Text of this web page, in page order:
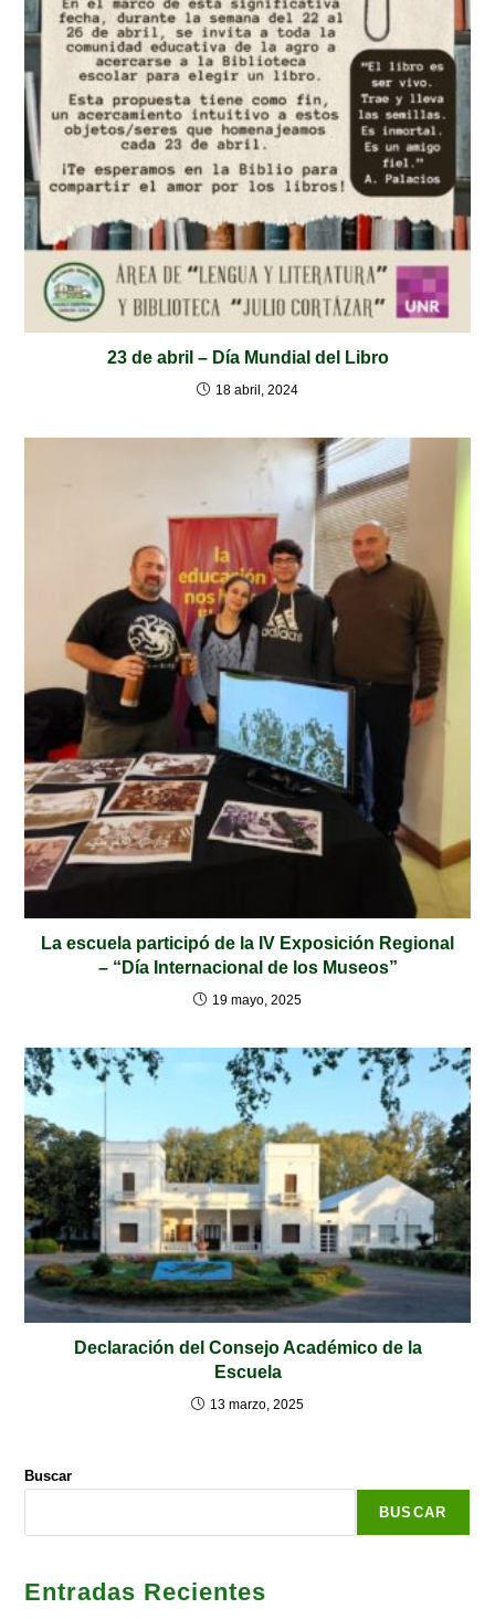
23 de abril – Día Mundial del Libro
18 abril, 2024
La escuela participó de la IV Exposición Regional
– “Día Internacional de los Museos”
19 mayo, 2025
Declaración del Consejo Académico de la
Escuela
13 marzo, 2025
Buscar
BUSCAR
Entradas Recientes